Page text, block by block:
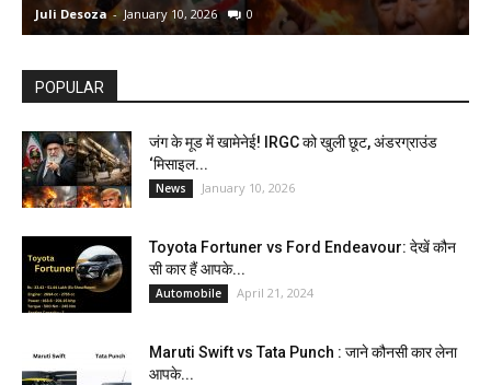
Juli Desoza - January 10, 2026 0
POPULAR
जंग के मूड में खामेनेई! IRGC को खुली छूट, अंडरग्राउंड
‘मिसाइल...
News January 10, 2026
Toyota Fortuner vs Ford Endeavour: देखें कौन
सी कार हैं आपके...
Automobile April 21, 2024
Maruti Swift vs Tata Punch : जाने कौनसी कार लेना
आपके...